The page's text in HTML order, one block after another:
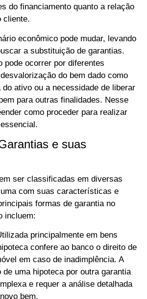
do financiamento quanto a relação
cliente.
econômico pode mudar, levando
a substituição de garantias.
pode ocorrer por diferentes
do bem dado como
do ativo ou a necessidade de liberar
para outras finalidades. Nesse
como proceder para realizar
e suas
ser classificadas em diversas
com suas características e
formas de garantia no
incluem:
principalmente em bens
confere ao banco o direito de
em caso de inadimplência. A
de uma hipoteca por outra garantia
e requer a análise detalhada
bem.